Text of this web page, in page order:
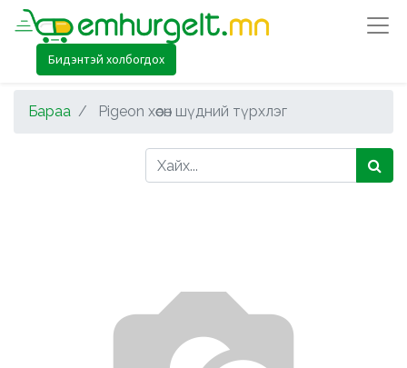
Бидэнтэй холбогдох
Бараа Pigeon хөөсөн шүдний түрхлэг